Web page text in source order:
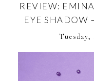
REVIEW:
EYE SHADOW
Tuesday,